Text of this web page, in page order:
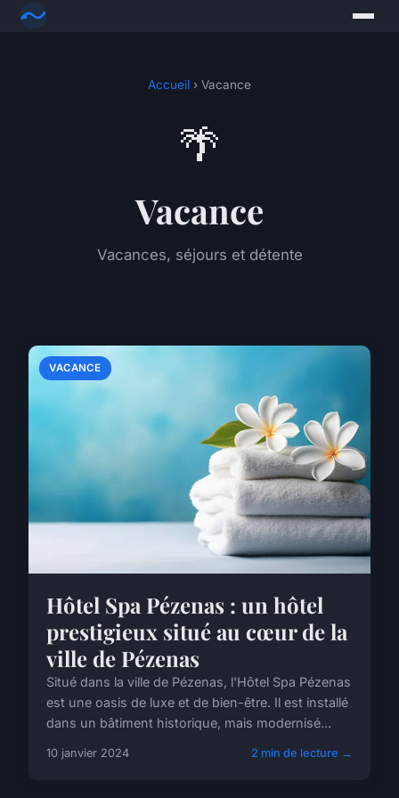
Accueil › Vacance
🌴
Vacance
Vacances, séjours et détente
VACANCE
Hôtel Spa Pézenas : un hôtel
prestigieux situé au cœur de la
ville de Pézenas
Situé dans la ville de Pézenas, l'Hôtel Spa Pézenas
est une oasis de luxe et de bien-être. Il est installé
dans un bâtiment historique, mais modernisé...
10 janvier 2024 2 min de lecture →